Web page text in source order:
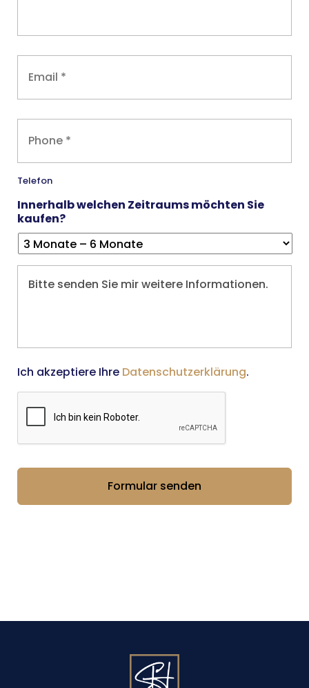
Email
Telefon
Telefon
Innerhalb welchen Zeitraums möchten Sie
kaufen?
Consent
Ich akzeptiere Ihre Datenschutzerklärung.
CAPTCHA